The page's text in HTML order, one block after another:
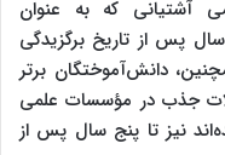
آشتیانی که به عنوان
سال پس از تاریخ برگزیدگی
دانش‌آموختگان برتر
جذب در مؤسسات علمی
نیز تا پنج سال پس از